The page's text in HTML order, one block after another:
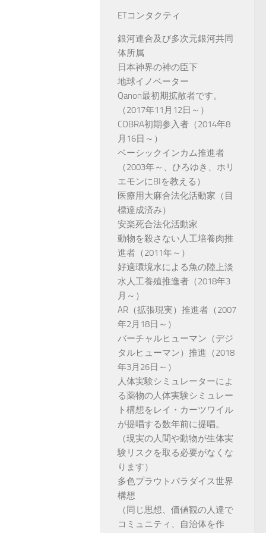
ETコンタクティ
銀河連合及び多次元銀河共同
体所属
日本神界の神の臣下
地球イノベーター
Qanon最初期拡散者です。
（2017年11月12日～）
COBRA初期参入者（2014年8
月16日～）
ベーシックインカム推進者
（2003年～、ひろゆき、ホリ
エモンにBIを教える）
医療用大麻合法化活動家（目
標達成済み）
安楽死合法化活動家
動物を殺さない人工培養肉推
進者（2011年～）
好適環境水による魚の陸上淡
水人工養殖推進者（2018年3
月～）
AR（拡張現実）推進者（2007
年2月18日～）
バーチャルヒューマン（デジ
タルヒューマン）推進（2018
年3月26日～）
人体実験シミュレーターによ
る薬物の人体実験シミュレー
ト構想をレイ・カーツワイル
が提唱する数年前に提唱。
（現実の人間や動物が生体実
験リスクを取る必要がなくな
ります）
多色プラウトパラダイス世界
構想
（同じ思想、価値観の人達で
コミュニティ、自治体を作